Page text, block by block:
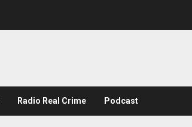
Radio Real Crime Podcast